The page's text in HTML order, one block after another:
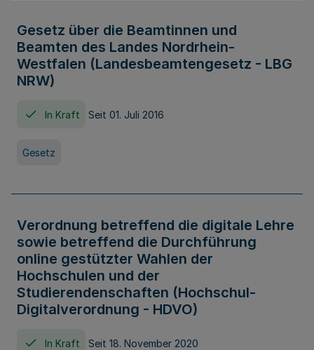
Gesetz über die Beamtinnen und
Beamten des Landes Nordrhein-
Westfalen (Landesbeamtengesetz - LBG
NRW)
In Kraft Seit 01. Juli 2016
Gesetz
Verordnung betreffend die digitale Lehre
sowie betreffend die Durchführung
online gestützter Wahlen der
Hochschulen und der
Studierendenschaften (Hochschul-
Digitalverordnung - HDVO)
In Kraft Seit 18. November 2020